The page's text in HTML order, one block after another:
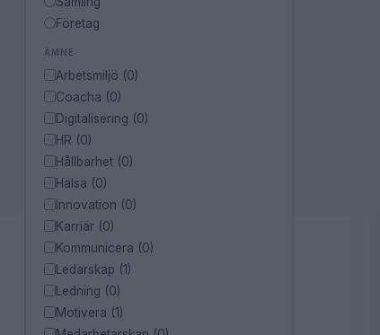
Företag
ÄMNE
Arbetsmiljö (0)
Coacha (0)
Digitalisering (0)
HR (0)
Hållbarhet (0)
Hälsa (0)
Innovation (0)
Karriär (0)
Kommunicera (0)
Ledarskap (1)
Ledning (0)
Motivera (1)